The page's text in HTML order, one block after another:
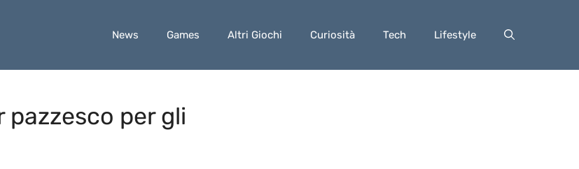
News Games Altri Giochi Curiosità Tech Lifestyle
per gli